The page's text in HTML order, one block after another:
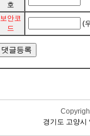
호
보안코
드
(
경기도 고양시